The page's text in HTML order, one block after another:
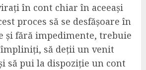
în cont chiar în aceeași
proces să se desfășoare în
și fără impedimente, trebuie
împliniți, să deții un venit
să pui la dispoziție un cont